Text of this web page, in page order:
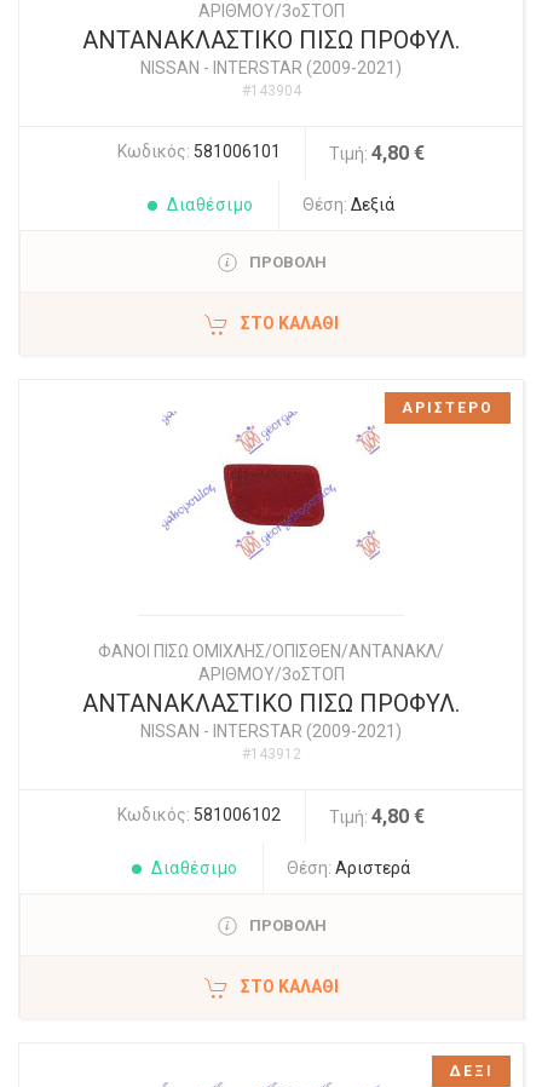
ΑΡΙΘΜΟΥ/3οΣΤΟΠ
ΑΝΤΑΝΑΚΛΑΣΤΙΚΟ ΠΙΣΩ ΠΡΟΦΥΛ.
NISSAN - INTERSTAR (2009-2021)
#143904
Κωδικός: 581006101 Τιμή: 4,80 €
Διαθέσιμο Θέση: Δεξιά
ΠΡΟΒΟΛΗ
ΣΤΟ ΚΑΛΆΘΙ
ΦΑΝΟΙ ΠΙΣΩ ΟΜΙΧΛΗΣ/ΟΠΙΣΘΕΝ/ΑΝΤΑΝΑΚΛ/
ΑΡΙΘΜΟΥ/3οΣΤΟΠ
ΑΝΤΑΝΑΚΛΑΣΤΙΚΟ ΠΙΣΩ ΠΡΟΦΥΛ.
NISSAN - INTERSTAR (2009-2021)
#143912
Κωδικός: 581006102 Τιμή: 4,80 €
Διαθέσιμο Θέση: Αριστερά
ΠΡΟΒΟΛΗ
ΣΤΟ ΚΑΛΆΘΙ
ΑΡΙΣΤΕΡΟ
ΔΕΞΙ